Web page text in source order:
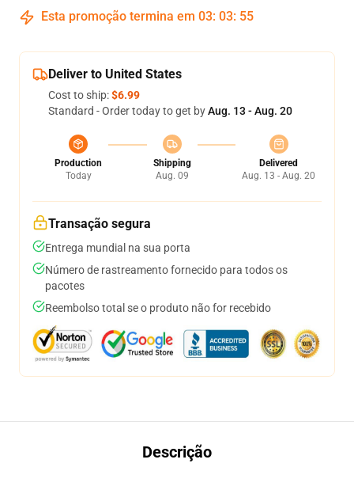
Esta promoção termina em 03: 03: 54
Deliver to United States
Cost to ship:$6.99
Standard - Order today to get byAug. 13 - Aug. 20
Production
Today
Shipping
Aug. 09
Delivered
Aug. 13 - Aug. 20
Transação segura
Entrega mundial na sua porta
Número de rastreamento fornecido para todos os
pacotes
Reembolso total se o produto não for recebido
Descrição